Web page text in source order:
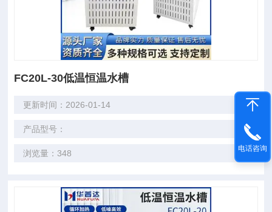
FC20L-30低温恒温水槽
更新时间：2026-01-14
产品型号：
浏览量：348 电话咨询